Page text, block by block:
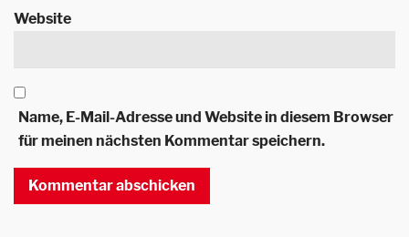
Website
Name, E-Mail-Adresse und Website in diesem Browser
für meinen nächsten Kommentar speichern.